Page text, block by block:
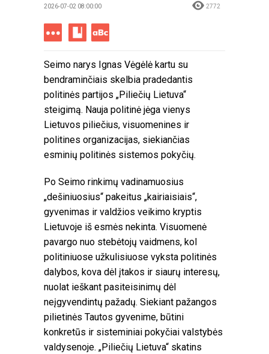
2026-07-02 08:00:00 2772
Seimo narys Ignas Vėgėlė kartu su
bendraminčiais skelbia pradedantis
politinės partijos „Piliečių Lietuva“
steigimą. Nauja politinė jėga vienys
Lietuvos piliečius, visuomenines ir
politines organizacijas, siekiančias
esminių politinės sistemos pokyčių.
Po Seimo rinkimų vadinamuosius
„dešiniuosius“ pakeitus „kairiaisiais“,
gyvenimas ir valdžios veikimo kryptis
Lietuvoje iš esmės nekinta. Visuomenė
pavargo nuo stebėtojų vaidmens, kol
politiniuose užkulisiuose vyksta politinės
dalybos, kova dėl įtakos ir siaurų interesų,
nuolat ieškant pasiteisinimų dėl
neįgyvendintų pažadų. Siekiant pažangos
pilietinės Tautos gyvenime, būtini
konkretūs ir sisteminiai pokyčiai valstybės
valdysenoje. „Piliečių Lietuva“ skatins